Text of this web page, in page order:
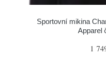
Sportovní mikina
Apparel
1